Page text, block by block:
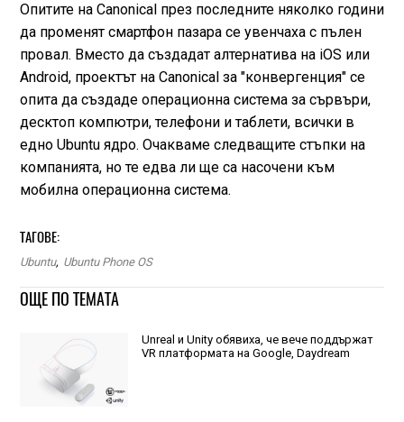
Опитите на Canonical през последните няколко години
да променят смартфон пазара се увенчаха с пълен
провал. Вместо да създадат алтернатива на iOS или
Android, проектът на Canonical за "конвергенция" се
опита да създаде операционна система за сървъри,
десктоп компютри, телефони и таблети, всички в
едно Ubuntu ядро. Очакваме следващите стъпки на
компанията, но те едва ли ще са насочени към
мобилна операционна система.
ТАГОВЕ:
Ubuntu, Ubuntu Phone OS
ОЩЕ ПО ТЕМАТА
Unreal и Unity обявиха, че вече поддържат
VR платформата на Google, Daydream